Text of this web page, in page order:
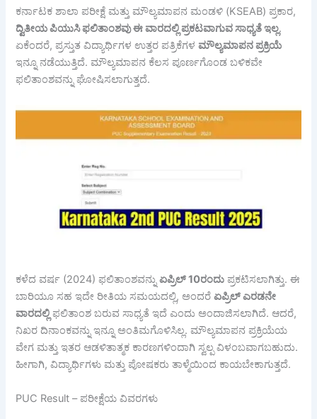
ಕರ್ನಾಟಕ ಶಾಲಾ ಪರೀಕ್ಷೆ ಮತ್ತು ಮೌಲ್ಯಮಾಪನ ಮಂಡಳಿ (KSEAB) ಪ್ರಕಾರ,
ದ್ವಿತೀಯಪಿಯುಸಿಫಲಿತಾಂಶವುಈ ವಾರದಲ್ಲಿ ಪ್ರಕಟವಾಗುವಸಾಧ್ಯತೆಇಲ್ಲ.
ಏಕೆಂದರೆ, ಪ್ರಸ್ತುತ ವಿದ್ಯಾರ್ಥಿಗಳ ಉತ್ತರ ಪತ್ರಿಕೆಗಳ ಮೌಲ್ಯಮಾಪನ ಪ್ರಕ್ರಿಯೆ
ಇನ್ನೂ ನಡೆಯುತ್ತಿದೆ. ಮೌಲ್ಯಮಾಪನ ಕೆಲಸ ಪೂರ್ಣಗೊಂಡ ಬಳಿಕವೇ
ಫಲಿತಾಂಶವನ್ನು ಘೋಷಿಸಲಾಗುತ್ತದೆ.
ಕಳೆದ ವರ್ಷ (2024) ಫಲಿತಾಂಶವನ್ನುಏಪ್ರಿಲ್ 10ರಂದು ಪ್ರಕಟಿಸಲಾಗಿತ್ತು. ಈ
ಬಾರಿಯೂ ಸಹ ಇದೇ ರೀತಿಯ ಸಮಯದಲ್ಲಿ, ಅಂದರೆಏಪ್ರಿಲ್ಎರಡನೇ
ವಾರದಲ್ಲಿ ಫಲಿತಾಂಶ ಬರುವ ಸಾಧ್ಯತೆ ಇದೆ ಎಂದು ಅಂದಾಜಿಸಲಾಗಿದೆ. ಆದರೆ,
ನಿಖರ ದಿನಾಂಕವನ್ನು ಇನ್ನೂ ಅಂತಿಮಗೊಳಿಸಿಲ್ಲ. ಮೌಲ್ಯಮಾಪನ ಪ್ರಕ್ರಿಯೆಯ
ವೇಗ ಮತ್ತು ಇತರ ಆಡಳಿತಾತ್ಮಕ ಕಾರಣಗಳಿಂದಾಗಿ ಸ್ವಲ್ಪ ವಿಳಂಬವಾಗಬಹುದು.
ಹೀಗಾಗಿ, ವಿದ್ಯಾರ್ಥಿಗಳು ಮತ್ತು ಪೋಷಕರು ತಾಳ್ಮೆಯಿಂದ ಕಾಯಬೇಕಾಗುತ್ತದೆ.
PUC Result – ಪರೀಕ್ಷೆಯ ವಿವರಗಳು